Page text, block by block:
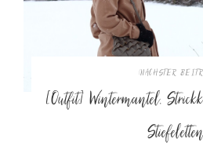
NÄCHSTER
[Outfit] Wintermantel,